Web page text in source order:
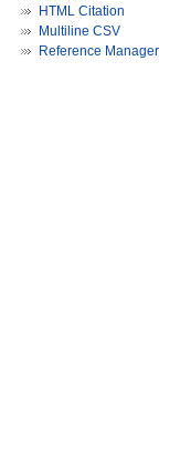
HTML Citation
Multiline CSV
Reference Manager